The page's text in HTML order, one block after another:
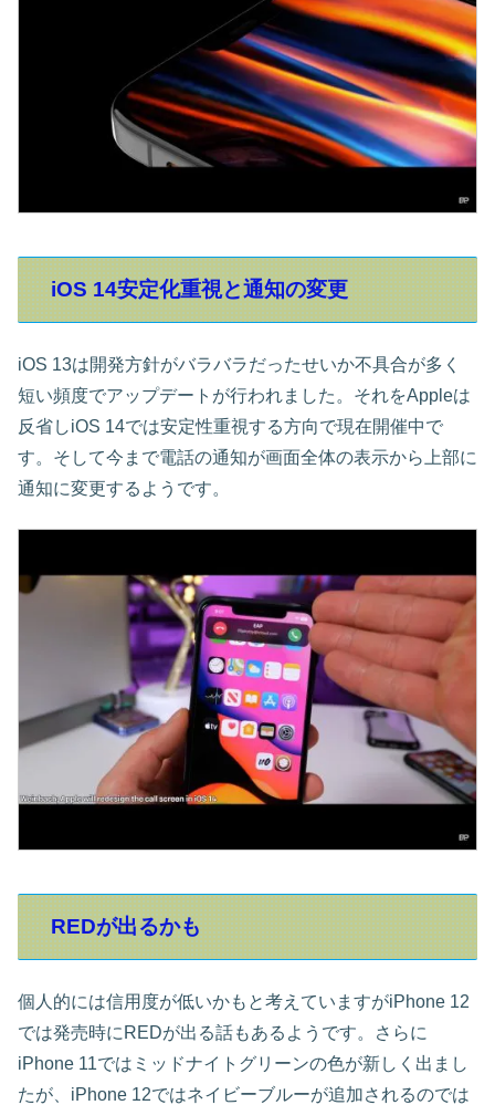
iOS 14安定化重視と通知の変更
iOS 13は開発方針がバラバラだったせいか不具合が多く
短い頻度でアップデートが行われました。それをAppleは
反省しiOS 14では安定性重視する方向で現在開催中で
す。そして今まで電話の通知が画面全体の表示から上部に
通知に変更するようです。
REDが出るかも
個人的には信用度が低いかもと考えていますがiPhone 12
では発売時にREDが出る話もあるようです。さらに
iPhone 11ではミッドナイトグリーンの色が新しく出まし
たが、iPhone 12ではネイビーブルーが追加されるのでは